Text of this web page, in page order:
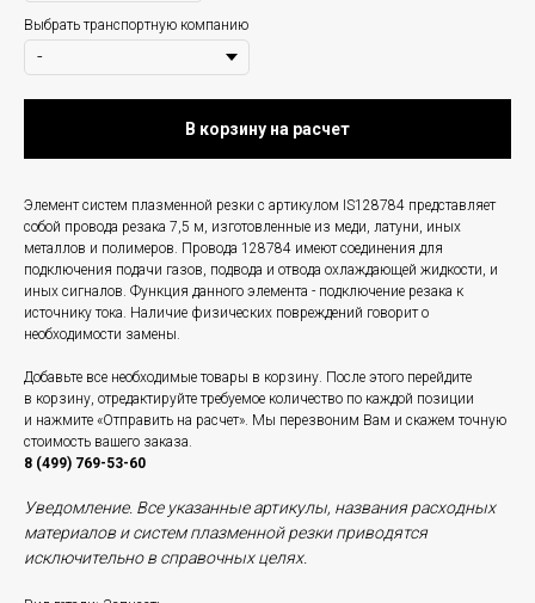
Выбрать транспортную компанию
В корзину на расчет
Элемент систем плазменной резки с артикулом IS128784 представляет
собой провода резака 7,5 м, изготовленные из меди, латуни, иных
металлов и полимеров. Провода 128784 имеют соединения для
подключения подачи газов, подвода и отвода охлаждающей жидкости, и
иных сигналов. Функция данного элемента - подключение резака к
источнику тока. Наличие физических повреждений говорит о
необходимости замены.
Добавьте все необходимые товары в корзину. После этого перейдите
в корзину, отредактируйте требуемое количество по каждой позиции
и нажмите «Отправить на расчет». Мы перезвоним Вам и скажем точную
стоимость вашего заказа.
8 (499) 769-53-60
Уведомление. Все указанные артикулы, названия расходных
материалов и систем плазменной резки приводятся
исключительно в справочных целях.